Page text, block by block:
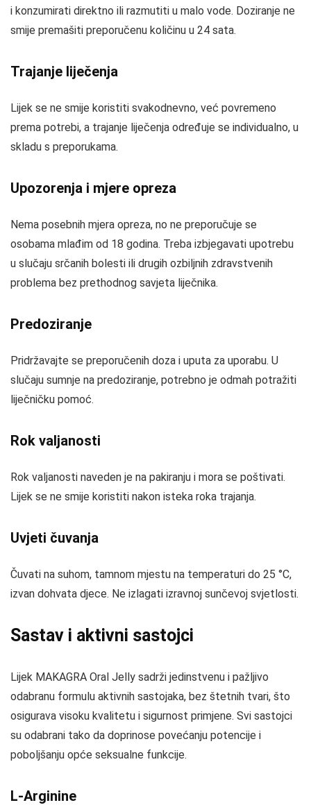
i konzumirati direktno ili razmutiti u malo vode. Doziranje ne
smije premašiti preporučenu količinu u 24 sata.
Trajanje liječenja
Lijek se ne smije koristiti svakodnevno, već povremeno
prema potrebi, a trajanje liječenja određuje se individualno, u
skladu s preporukama.
Upozorenja i mjere opreza
Nema posebnih mjera opreza, no ne preporučuje se
osobama mlađim od 18 godina. Treba izbjegavati upotrebu
u slučaju srčanih bolesti ili drugih ozbiljnih zdravstvenih
problema bez prethodnog savjeta liječnika.
Predoziranje
Pridržavajte se preporučenih doza i uputa za uporabu. U
slučaju sumnje na predoziranje, potrebno je odmah potražiti
liječničku pomoć.
Rok valjanosti
Rok valjanosti naveden je na pakiranju i mora se poštivati.
Lijek se ne smije koristiti nakon isteka roka trajanja.
Uvjeti čuvanja
Čuvati na suhom, tamnom mjestu na temperaturi do 25 °C,
izvan dohvata djece. Ne izlagati izravnoj sunčevoj svjetlosti.
Sastav i aktivni sastojci
Lijek MAKAGRA Oral Jelly sadrži jedinstvenu i pažljivo
odabranu formulu aktivnih sastojaka, bez štetnih tvari, što
osigurava visoku kvalitetu i sigurnost primjene. Svi sastojci
su odabrani tako da doprinose povećanju potencije i
poboljšanju opće seksualne funkcije.
L-Arginine